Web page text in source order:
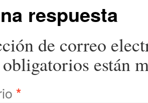
respuesta
de correo
están
*